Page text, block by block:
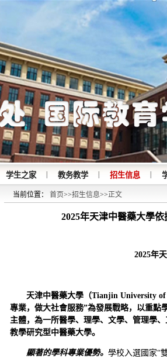
学生之家 教务教学 招生信息
当前位置： 首页>>招生信息>>正文
2025年天津中醫藥大學
2025年
天津中醫藥大學（Tianjin University of
專業，做大社會服務”為發展戰略，以重點
主體，為一所醫學、理學、文學、管理學
教學研究型中醫藥大學。
顯著的學科專業優勢。 學校入選國家“